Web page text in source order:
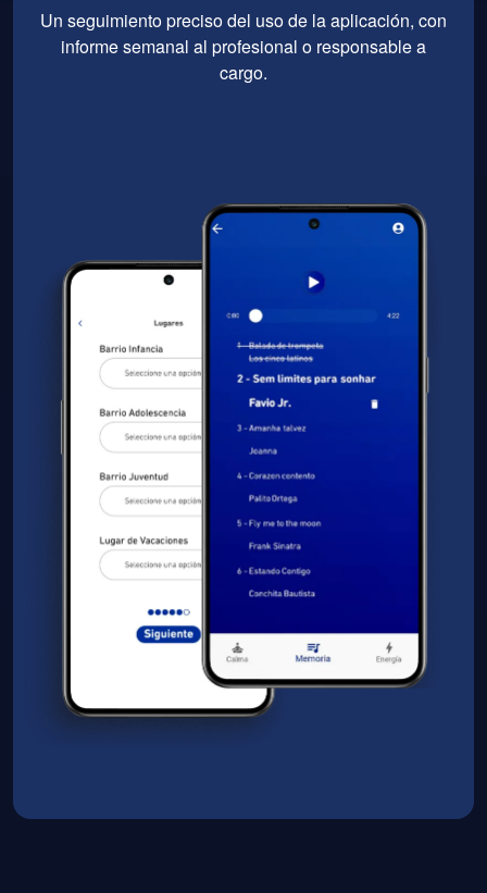
Un seguimiento preciso del uso de la aplicación, con
informe semanal al profesional o responsable a
cargo.